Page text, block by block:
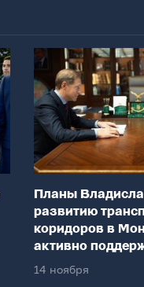
Планы
развитию
коридоров в
активно
федеральный
14 ноября